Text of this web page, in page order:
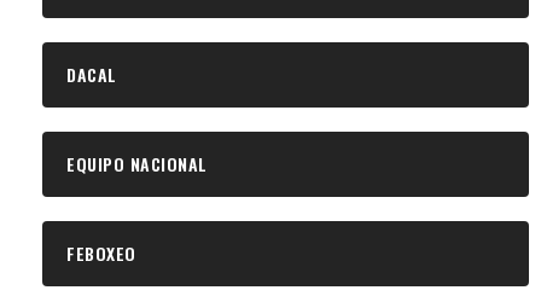
DACAL
EQUIPO NACIONAL
FEBOXEO